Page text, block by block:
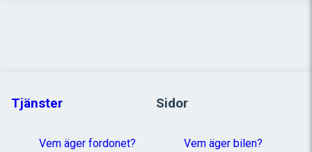
Tjänster
Vem äger fordonet?
Sidor
Vem äger bilen?